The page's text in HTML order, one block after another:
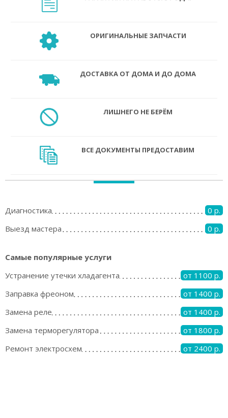
ОРИГИНАЛЬНЫЕ ЗАПЧАСТИ
ДОСТАВКА ОТ ДОМА И ДО ДОМА
ЛИШНЕГО НЕ БЕРЁМ
ВСЕ ДОКУМЕНТЫ ПРЕДОСТАВИМ
Диагностика
0 р.
Выезд мастера
0 р.
Самые популярные услуги
Устранение утечки хладагента
от 1100 р.
Заправка фреоном
от 1400 р.
Замена реле
от 1400 р.
Замена терморегулятора
от 1800 р.
Ремонт электросхем
от 2400 р.